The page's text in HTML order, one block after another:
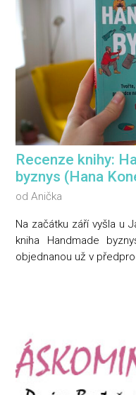
Recenze knihy:
byznys (Hana
odAnička
Na začátku září vyšla u
kniha Handmade
objednanou už v